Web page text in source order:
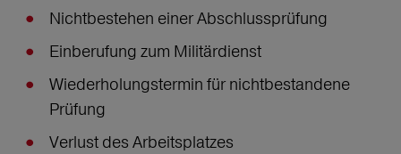
Nichtbestehen einer Abschlussprüfung
Einberufung zum Militärdienst
Wiederholungstermin für nichtbestandene
Prüfung
Verlust des Arbeitsplatzes